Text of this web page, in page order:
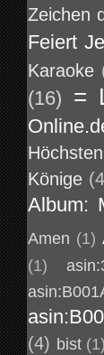
Zeichen
Feiert
Karaoke
(16) =
Höchsten
Könige
Album:
Amen (1)
(1)
(4) bist (1)